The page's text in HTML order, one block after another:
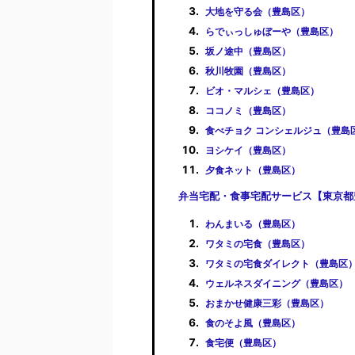
大地を守る会（豊島区）
らでぃっしゅぼーや（豊島区）
坂ノ途中（豊島区）
秋川牧園（豊島区）
ビオ・マルシェ（豊島区）
ココノミ（豊島区）
食べチョク コンシェルジュ（豊島
ヨシケイ（豊島区）
夕食ネット（豊島区）
弁当宅配・食事宅配サービス【東京都
わんまいる（豊島区）
ワタミの宅食（豊島区）
ワタミの宅食ダイレクト（豊島区）
ウェルネスダイニング（豊島区）
おまかせ健康三彩（豊島区）
食のそよ風（豊島区）
食宅便（豊島区）